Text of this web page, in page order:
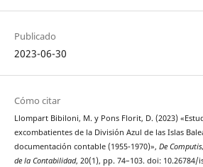
Publicado
2023-06-30
Cómo citar
Llompart Bibiloni, M. y Pons Florit, D. (2023)
excombatientes de la División Azul de las Islas
documentación contable (1955-1970)», De
de la Contabilidad, 20(1), pp. 74–103. doi: 10.26784/